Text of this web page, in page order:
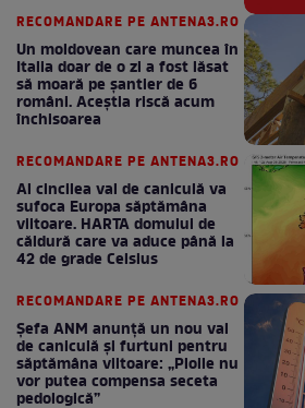
RECOMANDARE PE ANTENA3.RO
Un moldovean care muncea în
Italia doar de o zi a fost lăsat
să moară pe şantier de 6
români. Aceștia riscă acum
închisoarea
RECOMANDARE PE ANTENA3.RO
Al cincilea val de caniculă va
sufoca Europa săptămâna
viitoare. HARTA domului de
căldură care va aduce până la
42 de grade Celsius
RECOMANDARE PE ANTENA3.RO
Șefa ANM anunță un nou val
de caniculă și furtuni pentru
săptămâna viitoare: „Ploile nu
vor putea compensa seceta
pedologică”